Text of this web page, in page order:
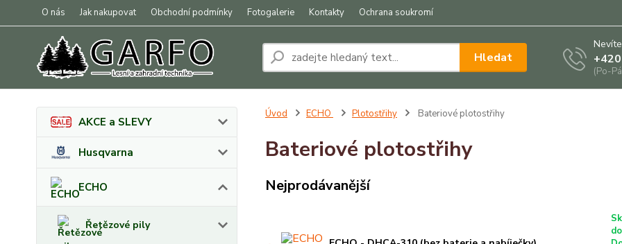
O nás Jak nakupovat Obchodní podmínky Fotogalerie Kontakty Ochrana soukromí
Hledat
(Po-
AKCE a SLEVY
Husqvarna
ECHO
Řetězové pily
Úvod ECHO Plotostřihy Bateriové plotostřihy
Bateriové plotostřihy
Nejprodávanější